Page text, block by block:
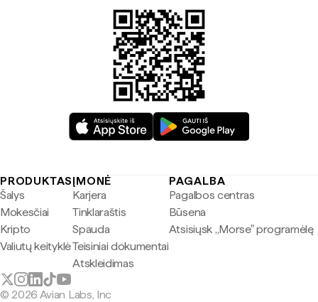
PRODUKTAS
Šalys
Mokesčiai
Kripto
Valiutų keityklė
ĮMONĖ
Karjera
Tinklaraštis
Spauda
Teisiniai dokumentai
Atskleidimas
PAGALBA
Pagalbos centras
Būsena
Atsisiųsk „Morse" programėlę
© 2026 Avian Labs, Inc